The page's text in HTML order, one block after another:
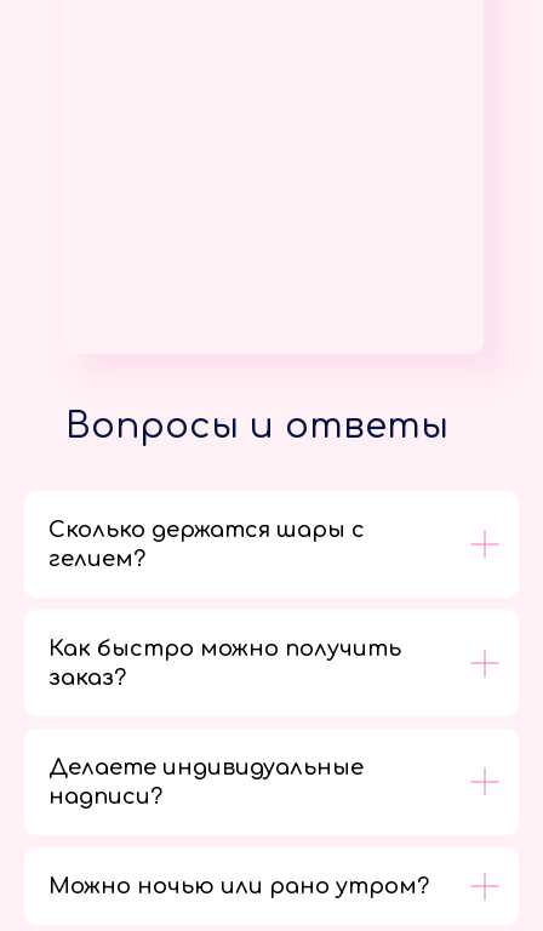
Вопросы и ответы
Сколько держатся шары с
гелием?
Как быстро можно получить
заказ?
Делаете индивидуальные
надписи?
Можно ночью или рано утром?